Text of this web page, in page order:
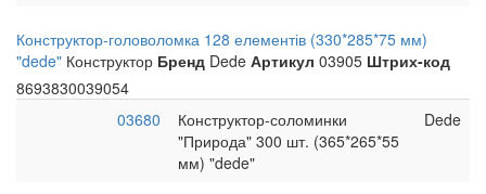
Конструктор-головоломка 128 елементів (330*285*75 мм)
"dede" Конструктор Бренд Dede Артикул 03905 Штрих-код
8693830039054
03680
Конструктор-соломинки
"Природа" 300 шт. (365*265*55
мм) "dede"
Dede